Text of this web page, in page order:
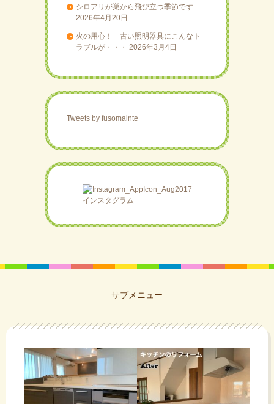
シロアリが巣から飛び立つ季節です
2026年4月20日
火の用心！ 古い照明器具にこんなト
ラブルが・・・ 2026年3月4日
Tweets by fusomainte
インスタグラム
サブメニュー